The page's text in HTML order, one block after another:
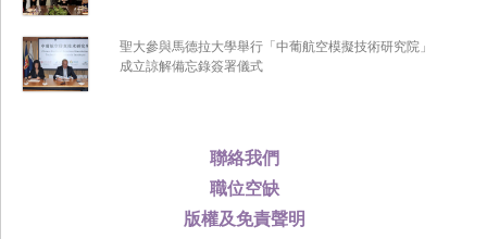
聯絡我們
職位空缺
版權及免責聲明
聖大參與馬德拉大學舉行「中葡航空模擬技術研究院」
成立諒解備忘錄簽署儀式